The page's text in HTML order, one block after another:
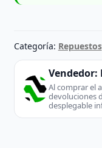
Categoría: Repuestos
Vendedor:
Al comprar el
devoluciones
desplegable